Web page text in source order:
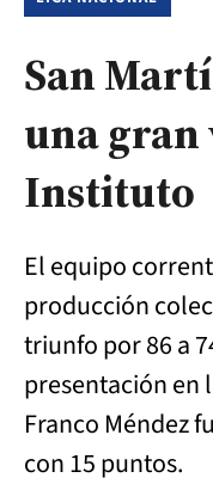
San
una
Instituto
El equipo
producción
triunfo por 86 a
presentación en
Franco Méndez
con 15 puntos.